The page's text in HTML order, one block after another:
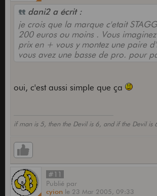
dani2 a écrit :
je crois que la marque c'etait
200 euros ou moins . Vous
prix en + vous y montez une paire
vous avez une basse de pro. pour
oui, c'est aussi simple que ça
if man is 5, then the Devil is 6, and if the Devil is
#11
Publié par
cyion le 23 Mar 2005, 09:33